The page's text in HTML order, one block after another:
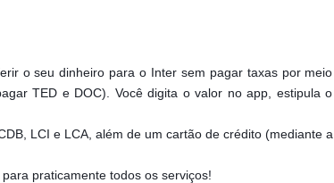
o seu dinheiro para o Inter sem pagar taxas por meio
TED e DOC). Você digita o valor no app, estipula o
LCI e LCA, além de um cartão de crédito (mediante a
praticamente todos os serviços!